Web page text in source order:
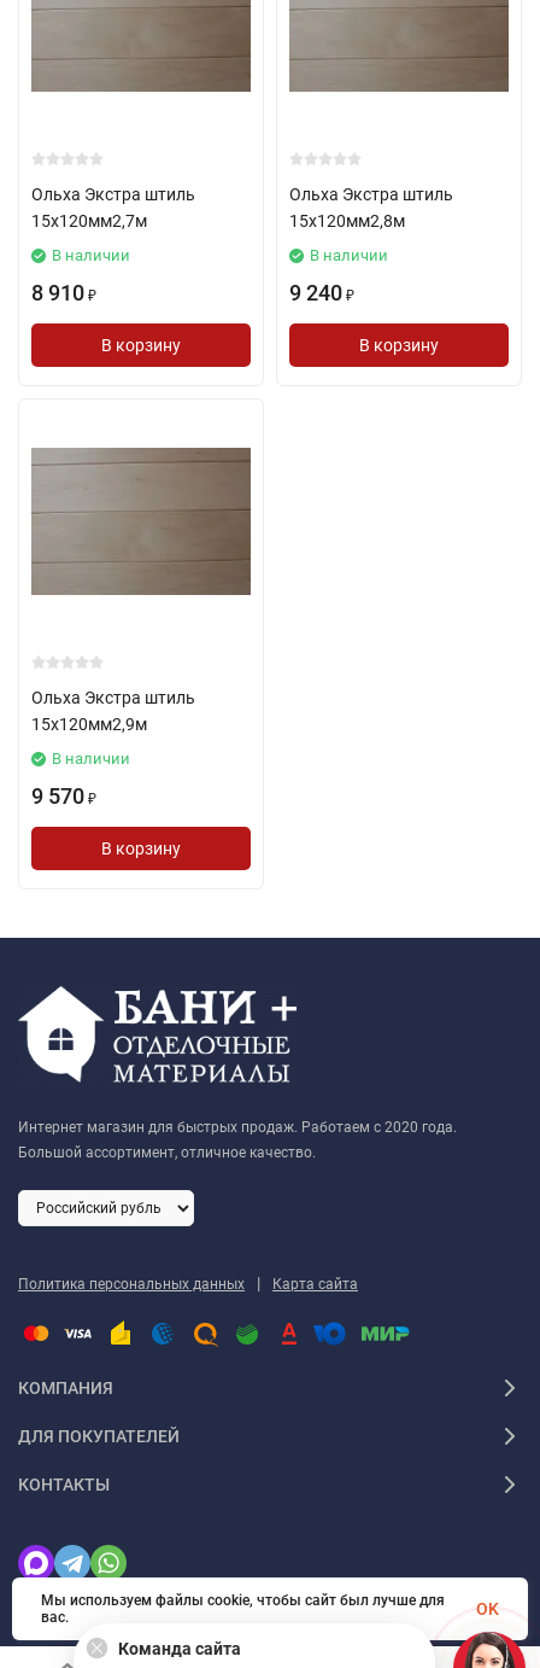
Ольха Экстра штиль
15х120мм2,7м
В наличии
8 910 ₽
В корзину
Ольха Экстра штиль
15х120мм2,8м
В наличии
9 240 ₽
В корзину
Ольха Экстра штиль
15х120мм2,9м
В наличии
9 570 ₽
В корзину
Интернет магазин для быстрых продаж. Работаем с 2020 года.
Большой ассортимент, отличное качество.
Политика персональных данных | Карта сайта
КОМПАНИЯ
ДЛЯ ПОКУПАТЕЛЕЙ
КОНТАКТЫ
Мы используем файлы cookie, чтобы сайт был лучше для
вас.
OK
Команда сайта